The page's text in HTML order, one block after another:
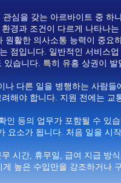
심을 갖는 아르바이트 중 하
경과 조건이 다르게 나타나
활한 의사소통 능력이 중요
점입니다. 일반적인 서비스
습니다. 특히 유흥 상권이
다른 일을 병행하는 사람들
해야 합니다. 지원 전에는 교
인 등의 업무가 포함될 수 있
요소가 됩니다. 처음 일을 시
시간, 휴무일, 급여 지급 방
높은 수입만을 강조하거나